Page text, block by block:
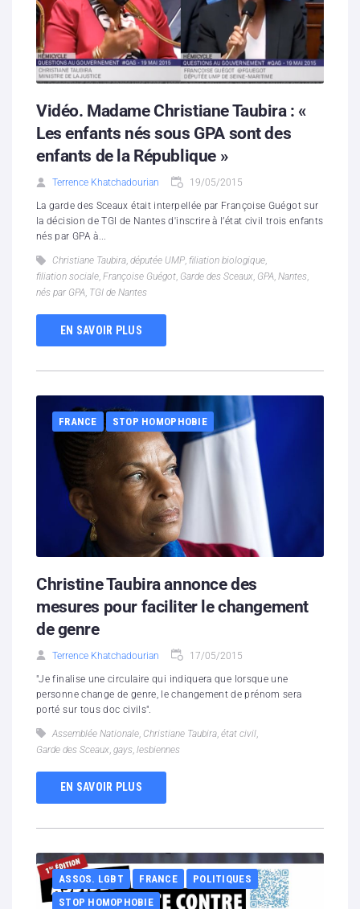
Contacts
Hébergement solidaire
Vidéo. Madame Christiane Taubira : «
Les enfants nés sous GPA sont des
enfants de la République »
Terrence Khatchadourian 19/05/2015
La garde des Sceaux était interpellée par Françoise Guégot sur
la décision de TGI de Nantes d'inscrire à l’état civil trois enfants
nés par GPA à...
Christiane Taubira, députée UMP, filiation biologique,
filiation sociale, Françoise Guégot, Garde des Sceaux, GPA, Nantes,
nés par GPA, TGI de Nantes
EN SAVOIR PLUS
FRANCE STOP HOMOPHOBIE
Christine Taubira annonce des
mesures pour faciliter le changement
de genre
Terrence Khatchadourian 17/05/2015
"Je finalise une circulaire qui indiquera que lorsque une
personne change de genre, le changement de prénom sera
porté sur tous doc civils".
Assemblée Nationale Christiane Taubira état civil
Garde des Sceaux gays lesbiennes
EN SAVOIR PLUS
ASSOS. LGBT FRANCE
POLITIQUES
STOP HOMOPHOBIE